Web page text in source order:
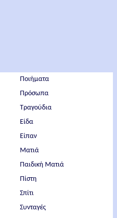
Ποιήματα
Πρόσωπα
Τραγούδια
Είδα
Είπαν
Ματιά
Παιδική Ματιά
Πίστη
Σπίτι
Συνταγές